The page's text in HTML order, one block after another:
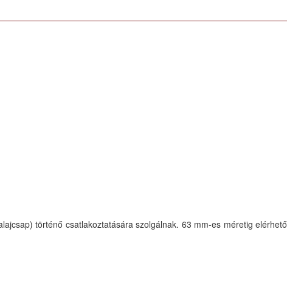
történő csatlakoztatására szolgálnak. 63 mm-es méretig elérhető